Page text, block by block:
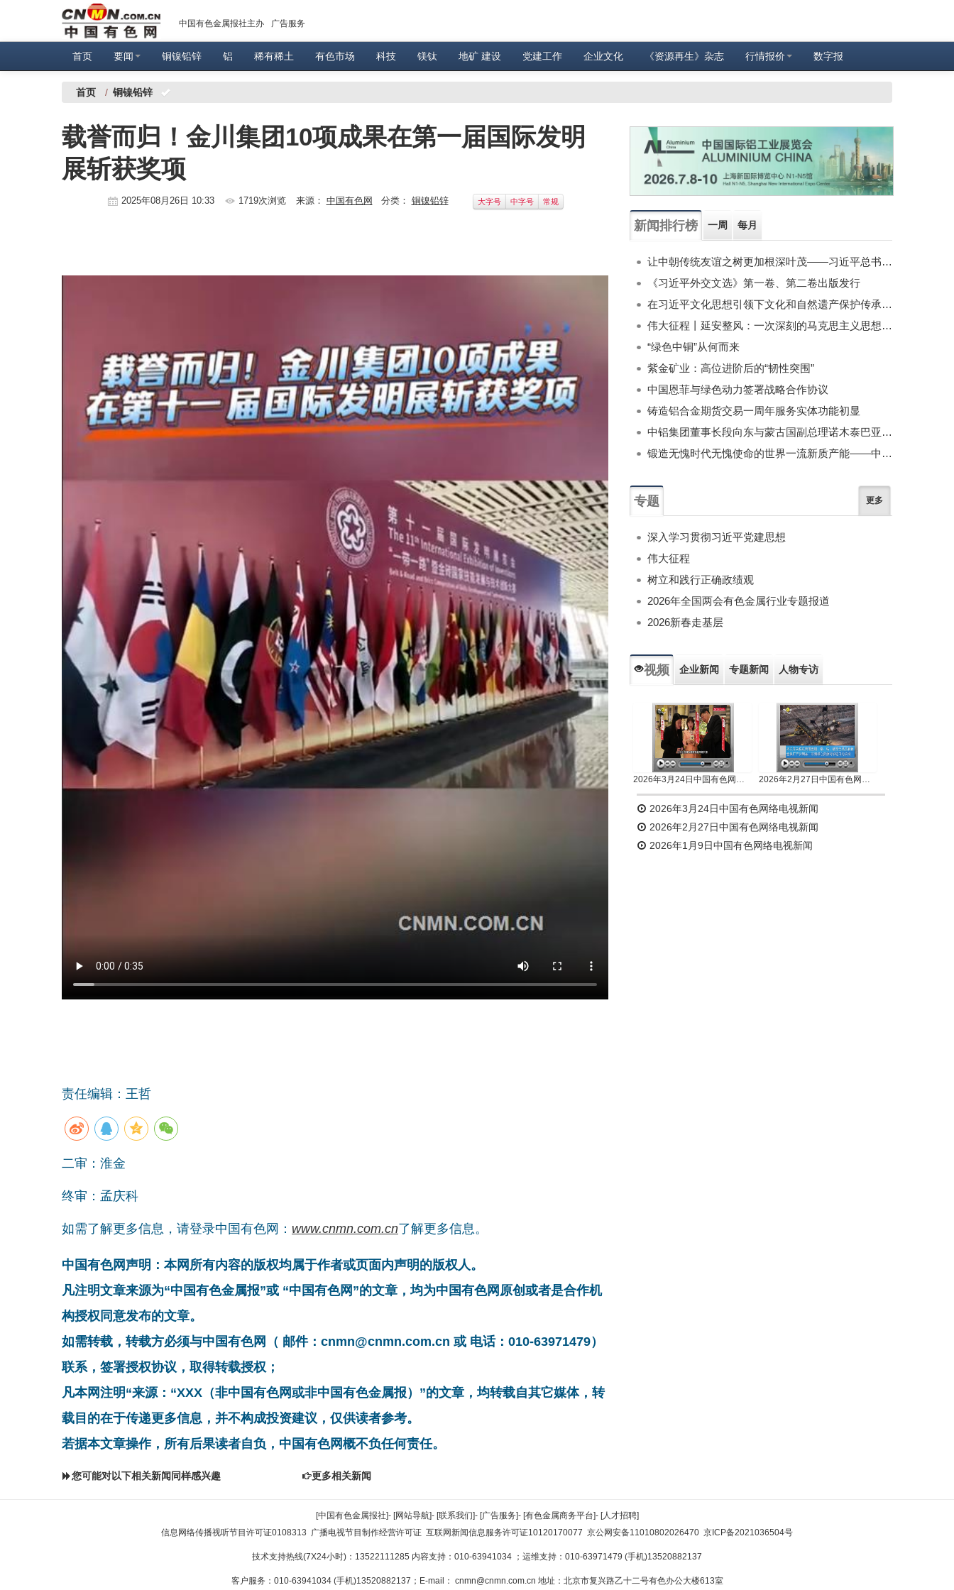
中国有色金属报社主办 广告服务
首页 要闻 铜镍铅锌 铝 稀有稀土 有色市场 科技 镁钛 地矿 建设 党建工作 企业文化 《资源再生》杂志 行情报价 数字报
首页 / 铜镍铅锌
载誉而归！金川集团10项成果在第一届国际发明
展斩获奖项
2025年08月26日 10:33 1719次浏览 来源： 中国有色网 分类： 铜镍铅锌 大字号 中字号 常规
责任编辑：王哲
二审：淮金
终审：孟庆科
如需了解更多信息，请登录中国有色网： www.cnmn.com.cn了解更多信息。
中国有色网声明：本网所有内容的版权均属于作者或页面内声明的版权人。
凡注明文章来源为“中国有色金属报”或 “中国有色网”的文章，均为中国有色网原创或者是合作机
构授权同意发布的文章。
如需转载，转载方必须与中国有色网（ 邮件：cnmn@cnmn.com.cn 或 电话：010-63971479）
联系，签署授权协议，取得转载授权；
凡本网注明“来源：“XXX（非中国有色网或非中国有色金属报）”的文章，均转载自其它媒体，转
载目的在于传递更多信息，并不构成投资建议，仅供读者参考。
若据本文章操作，所有后果读者自负，中国有色网概不负任何责任。
您可能对以下相关新闻同样感兴趣 更多相关新闻
新闻排行榜 一周 每月
让中朝传统友谊之树更加根深叶茂——习近平总书记对朝鲜进行国事访问纪实
《习近平外交文选》第一卷、第二卷出版发行
在习近平文化思想引领下文化和自然遗产保护传承利用工作开创新局面
伟大征程丨延安整风：一次深刻的马克思主义思想教育运动
“绿色中铜”从何而来
紫金矿业：高位进阶后的“韧性突围”
中国恩菲与绿色动力签署战略合作协议
铸造铝合金期货交易一周年服务实体功能初显
中铝集团董事长段向东与蒙古国副总理诺木泰巴亚尔举行会谈
锻造无愧时代无愧使命的世界一流新质产能——中国有色金属工业的战略应对与破局之道（二）
专题 更多
深入学习贯彻习近平党建思想
伟大征程
树立和践行正确政绩观
2026年全国两会有色金属行业专题报道
2026新春走基层
视频 企业新闻 专题新闻 人物专访
2026年3月24日中国有色网络电视新闻 2026年2月27日中国有色网络电视新闻
2026年3月24日中国有色网络电视新闻
2026年2月27日中国有色网络电视新闻
2026年1月9日中国有色网络电视新闻
[中国有色金属报社]- [网站导航]- [联系我们]- [广告服务]- [有色金属商务平台]- [人才招聘]
信息网络传播视听节目许可证0108313 广播电视节目制作经营许可证 互联网新闻信息服务许可证10120170077 京公网安备11010802026470 京ICP备2021036504号
技术支持热线(7X24小时)：13522111285 内容支持：010-63941034 ；运维支持：010-63971479 (手机)13520882137
客户服务：010-63941034 (手机)13520882137；E-mail： cnmn@cnmn.com.cn 地址：北京市复兴路乙十二号有色办公大楼613室